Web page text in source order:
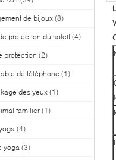
de bijoux(8)
protection du soleil (4)
protection (2)
de téléphone (1)
des yeux (1)
familier (1)
(4)
yoga (3)